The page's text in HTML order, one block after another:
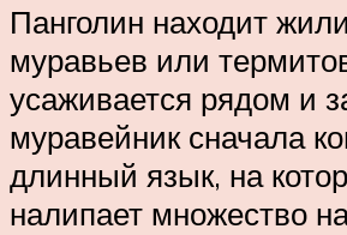
Панголин находит
муравьев или
усаживается рядом и
муравейник сначала
длинный язык, на
налипает множество